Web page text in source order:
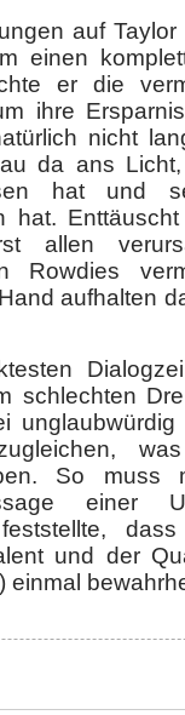
auf
einen
er die
ihre
nicht
da ans
hat und
hat.
Rowdies
aufhalten
schlechten
So muss
einer US-
und der